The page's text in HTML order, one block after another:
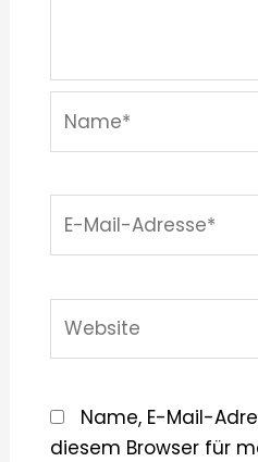
Mail-
Name, E-Mail-
diesem Browser für